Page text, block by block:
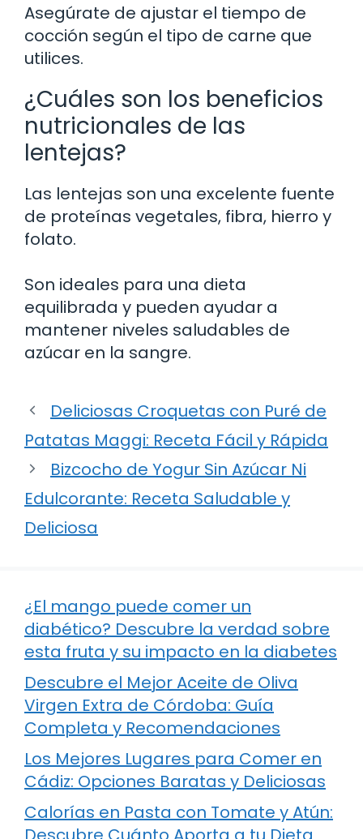
Asegúrate de ajustar el tiempo de
cocción según el tipo de carne que
utilices.
¿Cuáles son los beneficios
nutricionales de las
lentejas?
Las lentejas son una excelente fuente
de proteínas vegetales, fibra, hierro y
folato.
Son ideales para una dieta
equilibrada y pueden ayudar a
mantener niveles saludables de
azúcar en la sangre.
Deliciosas Croquetas con Puré de
Patatas Maggi: Receta Fácil y Rápida
Bizcocho de Yogur Sin Azúcar Ni
Edulcorante: Receta Saludable y
Deliciosa
¿El mango puede comer un
diabético? Descubre la verdad sobre
esta fruta y su impacto en la diabetes
Descubre el Mejor Aceite de Oliva
Virgen Extra de Córdoba: Guía
Completa y Recomendaciones
Los Mejores Lugares para Comer en
Cádiz: Opciones Baratas y Deliciosas
Calorías en Pasta con Tomate y Atún: